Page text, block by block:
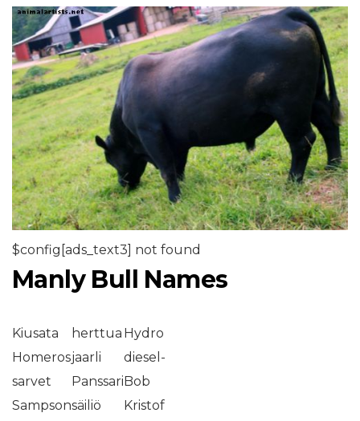
$config[ads_text3] not found
Manly Bull Names
Kiusata herttua Hydro
Homerosjaarli
diesel-
sarvet
Panssari Bob
Sampsonsäiliö
Kristof